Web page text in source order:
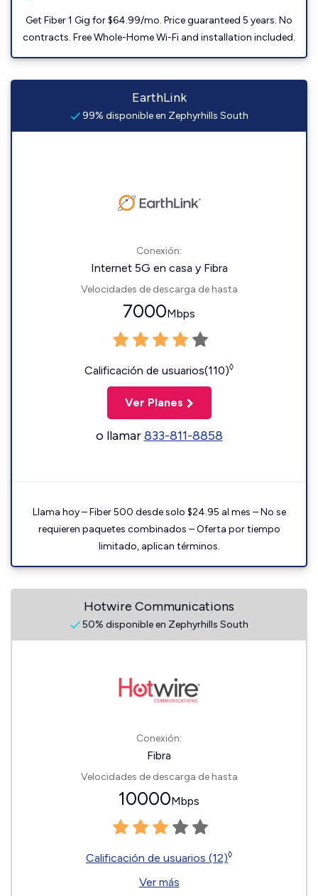
Get Fiber 1 Gig for $64.99/mo. Price guaranteed 5 years. No
contracts. Free Whole-Home Wi-Fi and installation included.
EarthLink
99% disponible en Zephyrhills South
Conexión:
Internet 5G en casa y Fibra
Velocidades de descarga de hasta
7000Mbps
Calificación de usuarios(110)◊
Ver Planes
o llamar833-811-8858
Llama hoy – Fiber 500 desde solo $24.95 al mes – No se
requieren paquetes combinados – Oferta por tiempo
limitado, aplican términos.
Hotwire Communications
50% disponible en Zephyrhills South
Conexión:
Fibra
Velocidades de descarga de hasta
10000Mbps
Calificación de usuarios (12)◊
Ver más